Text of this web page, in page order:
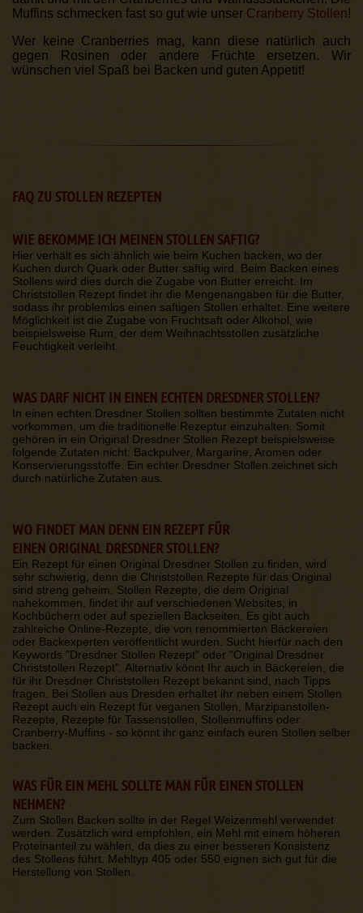
Muffins schmecken fast so gut wie unser Cranberry Stollen!
Wer keine Cranberries mag, kann diese natürlich auch
gegen Rosinen oder andere Früchte ersetzen. Wir
wünschen viel Spaß bei Backen und guten Appetit!
FAQ ZU STOLLEN REZEPTEN
WIE BEKOMME ICH MEINEN STOLLEN SAFTIG?
Hier verhält es sich ähnlich wie beim Kuchen backen, wo der
Kuchen durch Quark oder Butter saftig wird. Beim Backen eines
Stollens wird dies durch die Zugabe von Butter erreicht. Im
Christstollen Rezept findet ihr die Mengenangaben für die Butter,
sodass ihr problemlos einen saftigen Stollen erhaltet. Eine weitere
Möglichkeit ist die Zugabe von Fruchtsaft oder Alkohol, wie
beispielsweise Rum, der dem Weihnachtsstollen zusätzliche
Feuchtigkeit verleiht.
WAS DARF NICHT IN EINEN ECHTEN DRESDNER STOLLEN?
In einen echten Dresdner Stollen sollten bestimmte Zutaten nicht
vorkommen, um die traditionelle Rezeptur einzuhalten. Somit
gehören in ein Original Dresdner Stollen Rezept beispielsweise
folgende Zutaten nicht: Backpulver, Margarine, Aromen oder
Konservierungsstoffe. Ein echter Dresdner Stollen zeichnet sich
durch natürliche Zutaten aus.
WO FINDET MAN DENN EIN REZEPT FÜR
EINEN ORIGINAL DRESDNER STOLLEN?
Ein Rezept für einen Original Dresdner Stollen zu finden, wird
sehr schwierig, denn die Christstollen Rezepte für das Original
sind streng geheim. Stollen Rezepte, die dem Original
nahekommen, findet ihr auf verschiedenen Websites, in
Kochbüchern oder auf speziellen Backseiten. Es gibt auch
zahlreiche Online-Rezepte, die von renommierten Bäckereien
oder Backexperten veröffentlicht wurden. Sucht hierfür nach den
Keywords "Dresdner Stollen Rezept" oder "Original Dresdner
Christstollen Rezept". Alternativ könnt Ihr auch in Bäckereien, die
für ihr Dresdner Christstollen Rezept bekannt sind, nach Tipps
fragen. Bei Stollen aus Dresden erhaltet ihr neben einem Stollen
Rezept auch ein Rezept für veganen Stollen, Marzipanstollen-
Rezepte, Rezepte für Tassenstollen, Stollenmuffins oder
Cranberry-Muffins - so könnt ihr ganz einfach euren Stollen selber
backen.
WAS FÜR EIN MEHL SOLLTE MAN FÜR EINEN STOLLEN
NEHMEN?
Zum Stollen Backen sollte in der Regel Weizenmehl verwendet
werden. Zusätzlich wird empfohlen, ein Mehl mit einem höheren
Proteinanteil zu wählen, da dies zu einer besseren Konsistenz
des Stollens führt. Mehltyp 405 oder 550 eignen sich gut für die
Herstellung von Stollen.